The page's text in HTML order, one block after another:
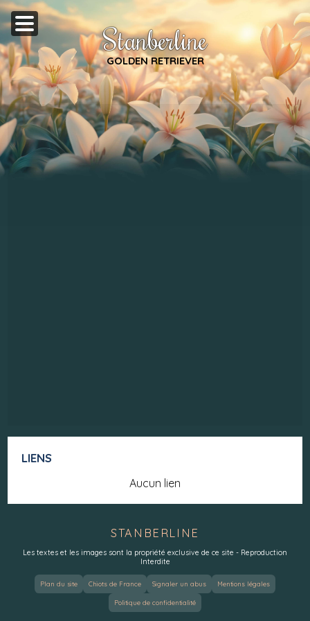
Stanberline
GOLDEN RETRIEVER
LIENS
Aucun lien
STANBERLINE
Les textes et les images sont la propriété exclusive de ce site - Reproduction
Interdite
Plan du site Chiots de France Signaler un abus Mentions légales
Politique de confidentialité